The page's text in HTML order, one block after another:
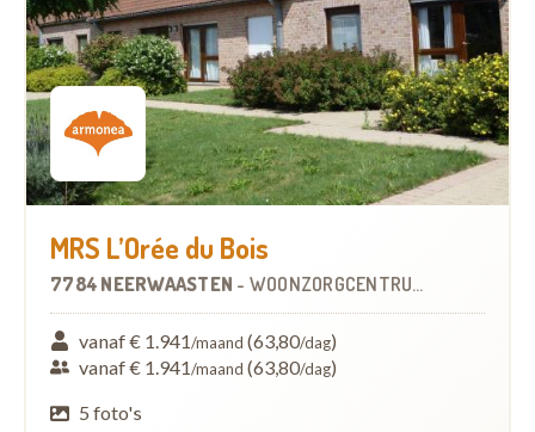
MRS L’Orée du Bois
7784 NEERWAASTEN - WOONZORGCENTRUM (WZC)
vanaf € 1.941/maand (63,80/dag)
vanaf € 1.941/maand (63,80/dag)
5 foto's